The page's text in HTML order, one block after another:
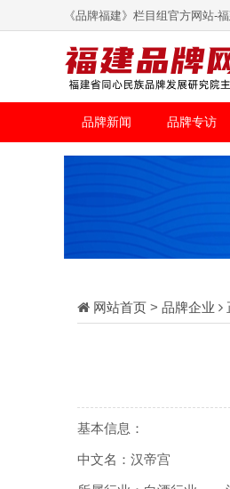
《品牌福建》栏目组官方网站-
品牌新闻 品牌专访
网站首页 > 品牌企业
基本信息：
中文名：汉帝宫